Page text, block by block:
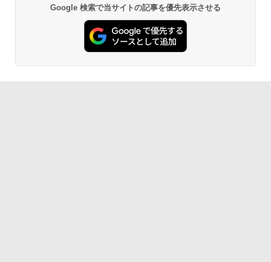
Google 検索で当サイトの記事を優先表示させる